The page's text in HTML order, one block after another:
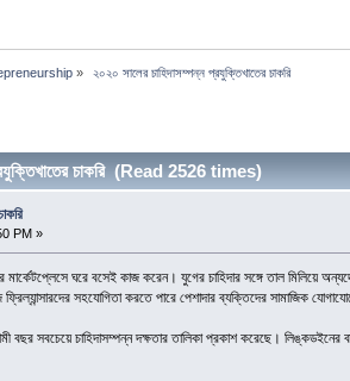
» ২০২০ সালের চাহিদাসম্পন্ন প্রযুক্তিখাতের চাকরি
চাকরি (Read 2526 times)
PM »
মার্কেটপ্লেসে ঘরে বসেই কাজ করেন। যুগের চাহিদার সঙ্গে তাল
সহযোগিতা করতে পারে পেশাদার ব্যক্তিদের সামাজিক
সবচেয়ে চাহিদাসম্পন্ন দক্ষতার তালিকা প্রকাশ করেছে। লিঙ্কডইনের